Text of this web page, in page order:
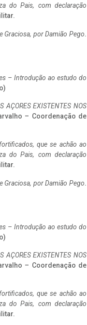
do Pais, com declaração
Graciosa, por Damião Pego.
– Introdução ao estudo do
AÇORES EXISTENTES NOS
– Coordenação de
que se achão ao
do Pais, com declaração
Graciosa, por Damião Pego.
– Introdução ao estudo do
AÇORES EXISTENTES NOS
– Coordenação de
que se achão ao
do Pais, com declaração